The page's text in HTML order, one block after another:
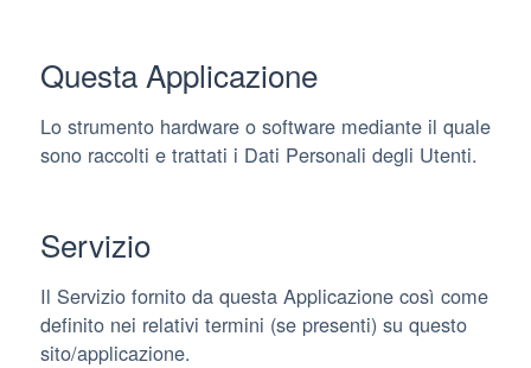
Questa Applicazione
Lo strumento hardware o software mediante il quale
sono raccolti e trattati i Dati Personali degli Utenti.
Servizio
Il Servizio fornito da questa Applicazione così come
definito nei relativi termini (se presenti) su questo
sito/applicazione.